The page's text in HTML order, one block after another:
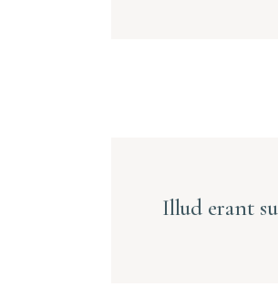
Illud erant